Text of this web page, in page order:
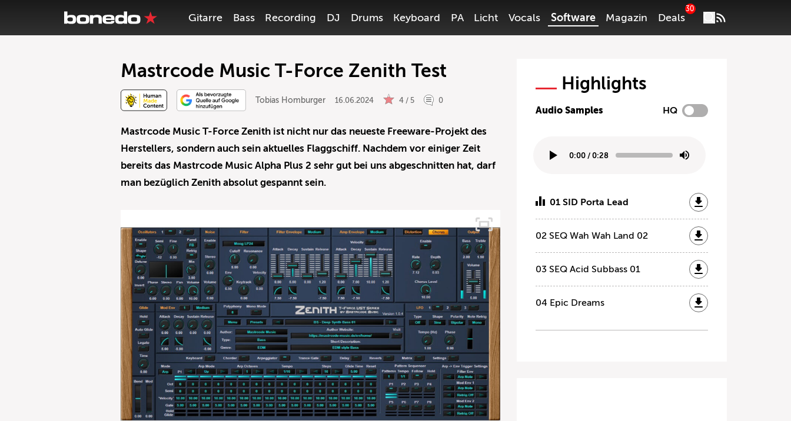
Gitarre Bass Recording DJ Drums Keyboard PA Licht Vocals Software Magazin Deals
30
Mastrcode Music T-Force Zenith Test
Tobias Homburger 16.06.2024 4 / 5 0
Mastrcode Music T-Force Zenith ist nicht nur das neueste Freeware-Projekt des
Herstellers, sondern auch sein aktuelles Flaggschiff. Nachdem vor einiger Zeit
bereits das Mastrcode Music Alpha Plus 2 sehr gut bei uns abgeschnitten hat, darf
man bezüglich Zenith absolut gespannt sein.
Highlights
Audio Samples HQ
0:00 / 0:28
01 SID Porta Lead
02 SEQ Wah Wah Land 02
03 SEQ Acid Subbass 01
04 Epic Dreams